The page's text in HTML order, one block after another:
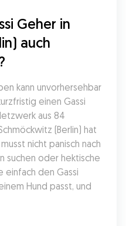
Geher in
auch
kann unvorhersehbar
einen Gassi
aus 84
(Berlin) hat
nicht panisch nach
suchen oder hektische
den Gassi
Hund passt, und